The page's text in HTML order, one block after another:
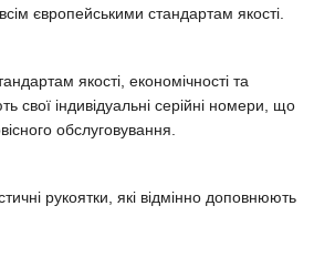
європейськими стандартам якості.
якості, економічності та
свої індивідуальні серійні номери, що
обслуговування.
рукоятки, які відмінно доповнюють